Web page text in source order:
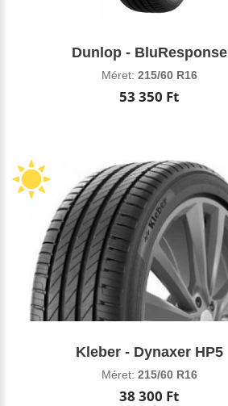
Dunlop - BluResponse
Méret: 215/60 R16
53 350 Ft
Kleber - Dynaxer HP5
Méret: 215/60 R16
38 300 Ft